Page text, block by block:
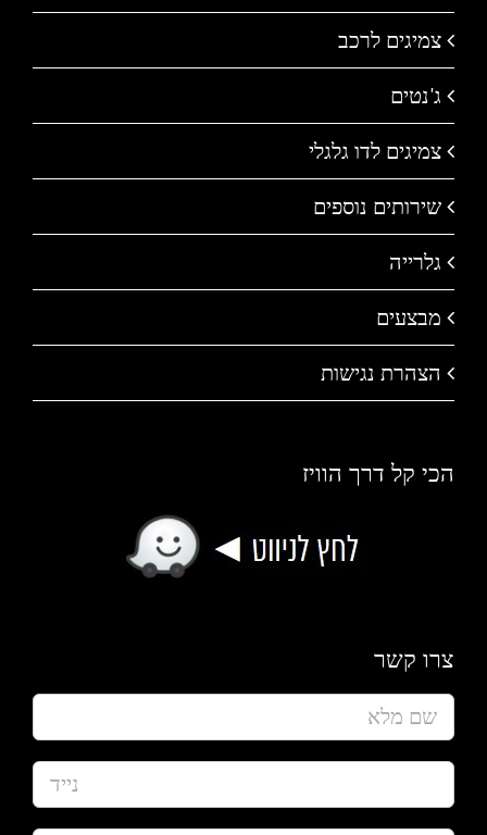
צמיגים לרכב
ג'נטים
צמיגים לדו גלגלי
שירותים נוספים
גלרייה
מבצעים
הצהרת נגישות
הכי קל דרך הוויז
צרו קשר